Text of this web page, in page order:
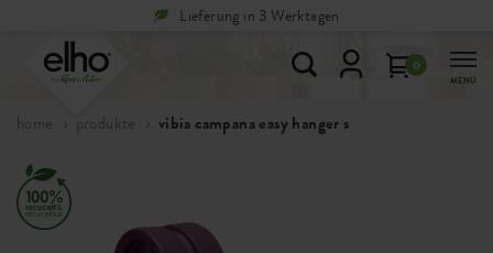
0
MENÜ
home produkte vibia campana easy hanger s